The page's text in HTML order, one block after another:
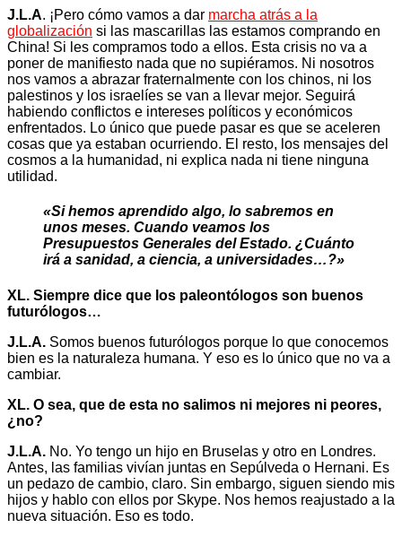
J.L.A. ¡Pero cómo vamos a dar marcha atrás a la
globalización si las mascarillas las estamos comprando en
China! Si les compramos todo a ellos. Esta crisis no va a
poner de manifiesto nada que no supiéramos. Ni nosotros
nos vamos a abrazar fraternalmente con los chinos, ni los
palestinos y los israelíes se van a llevar mejor. Seguirá
habiendo conflictos e intereses políticos y económicos
enfrentados. Lo único que puede pasar es que se aceleren
cosas que ya estaban ocurriendo. El resto, los mensajes del
cosmos a la humanidad, ni explica nada ni tiene ninguna
utilidad.
«Si hemos aprendido algo, lo sabremos en
unos meses. Cuando veamos los
Presupuestos Generales del Estado. ¿Cuánto
irá a sanidad, a ciencia, a universidades…?»
XL. Siempre dice que los paleontólogos son buenos
futurólogos…
J.L.A. Somos buenos futurólogos porque lo que conocemos
bien es la naturaleza humana. Y eso es lo único que no va a
cambiar.
XL. O sea, que de esta no salimos ni mejores ni peores,
¿no?
J.L.A. No. Yo tengo un hijo en Bruselas y otro en Londres.
Antes, las familias vivían juntas en Sepúlveda o Hernani. Es
un pedazo de cambio, claro. Sin embargo, siguen siendo mis
hijos y hablo con ellos por Skype. Nos hemos reajustado a la
nueva situación. Eso es todo.